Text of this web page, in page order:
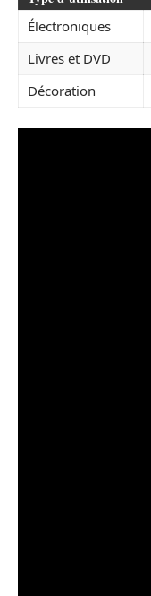
Électroniques
Livres et DVD
Décoration